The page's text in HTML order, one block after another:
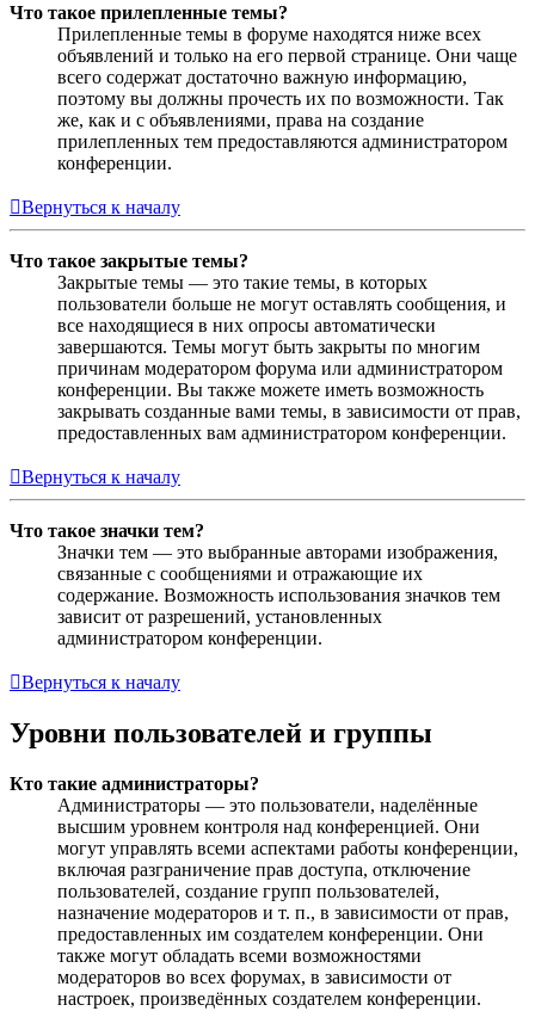
Что такое прилепленные темы?
Прилепленные темы в форуме находятся ниже всех
объявлений и только на его первой странице. Они чаще
всего содержат достаточно важную информацию,
поэтому вы должны прочесть их по возможности. Так
же, как и с объявлениями, права на создание
прилепленных тем предоставляются администратором
конференции.
Вернуться к началу
Что такое закрытые темы?
Закрытые темы — это такие темы, в которых
пользователи больше не могут оставлять сообщения, и
все находящиеся в них опросы автоматически
завершаются. Темы могут быть закрыты по многим
причинам модератором форума или администратором
конференции. Вы также можете иметь возможность
закрывать созданные вами темы, в зависимости от прав,
предоставленных вам администратором конференции.
Вернуться к началу
Что такое значки тем?
Значки тем — это выбранные авторами изображения,
связанные с сообщениями и отражающие их
содержание. Возможность использования значков тем
зависит от разрешений, установленных
администратором конференции.
Вернуться к началу
Уровни пользователей и группы
Кто такие администраторы?
Администраторы — это пользователи, наделённые
высшим уровнем контроля над конференцией. Они
могут управлять всеми аспектами работы конференции,
включая разграничение прав доступа, отключение
пользователей, создание групп пользователей,
назначение модераторов и т. п., в зависимости от прав,
предоставленных им создателем конференции. Они
также могут обладать всеми возможностями
модераторов во всех форумах, в зависимости от
настроек, произведённых создателем конференции.